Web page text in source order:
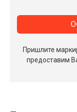
Пришлите
предоставим